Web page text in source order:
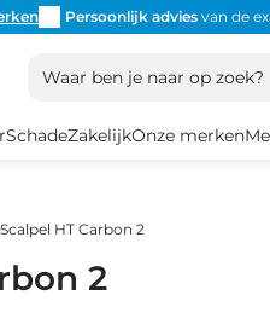
Persoonlijk advies van de
Waar ben je naar op zoek?
SchadeZakelijkOnze merken
HT Carbon 2
2